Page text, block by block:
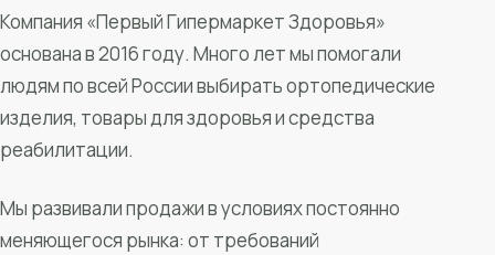
Компания «Первый Гипермаркет Здоровья»
основана в 2016 году. Много лет мы помогали
людям по всей России выбирать ортопедические
изделия, товары для здоровья и средства
реабилитации.
Мы развивали продажи в условиях постоянно
меняющегося рынка: от требований